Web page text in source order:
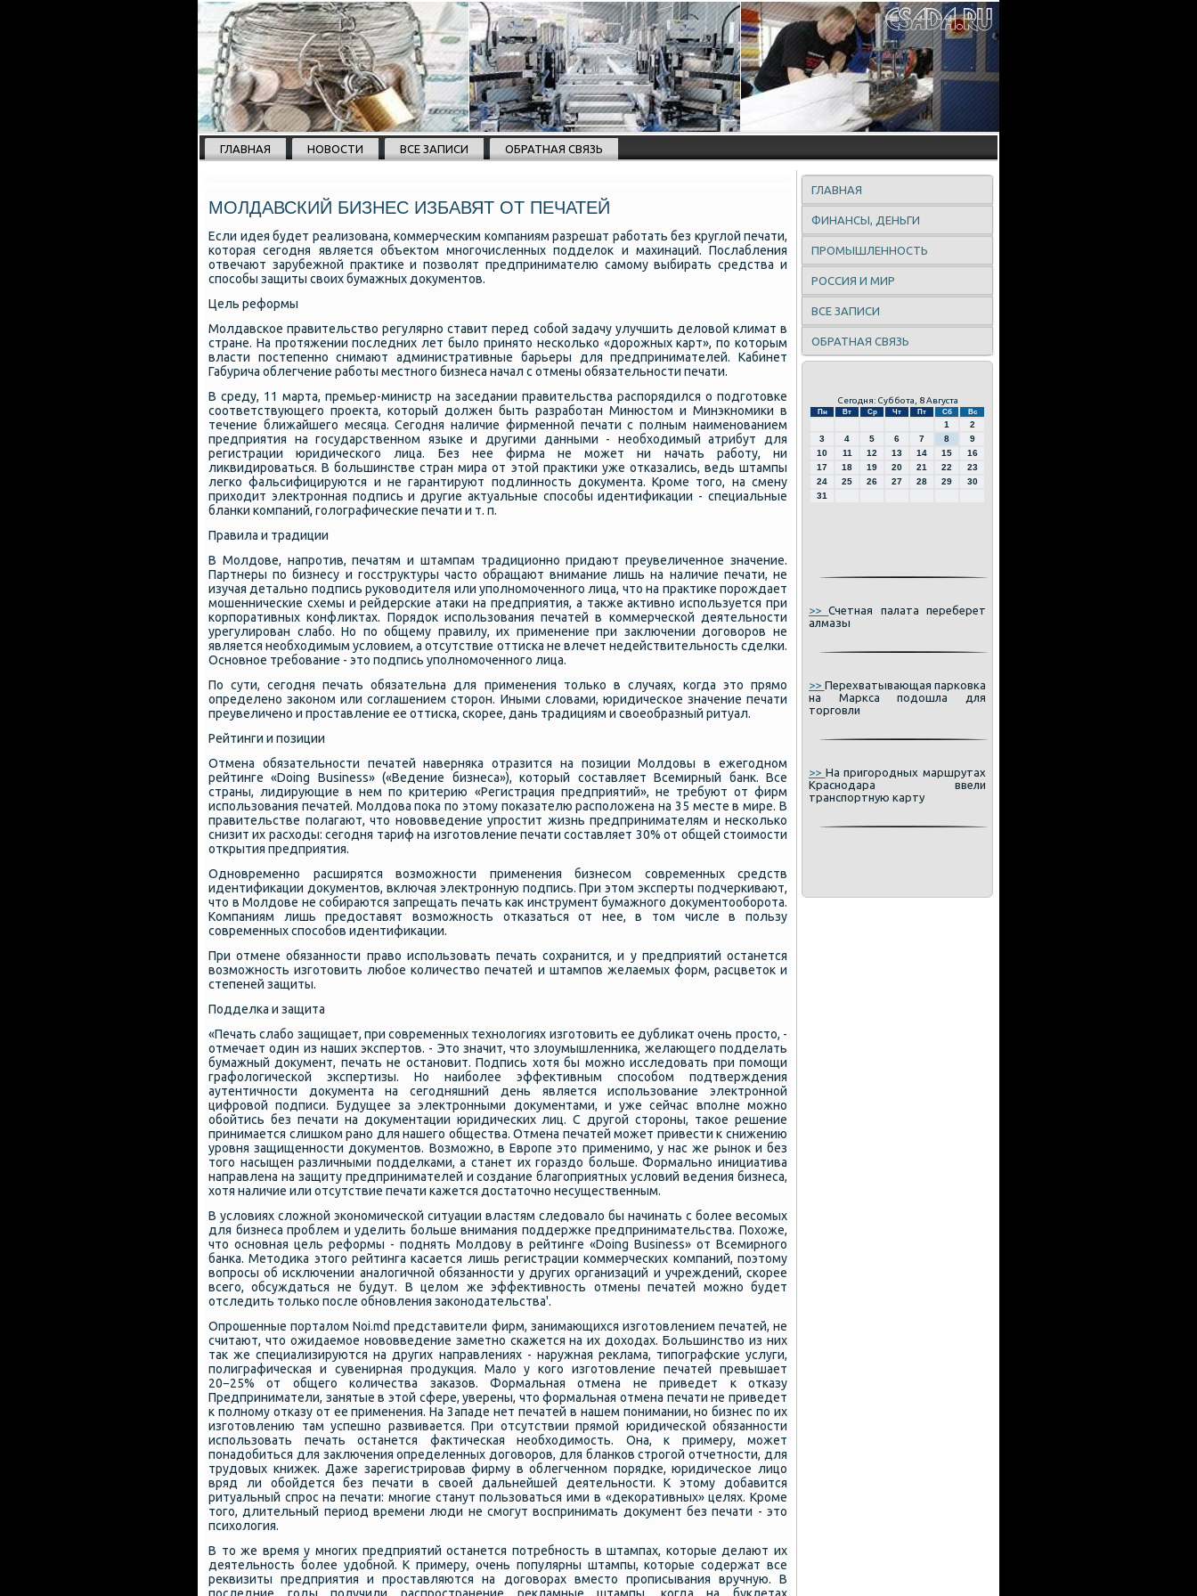
ГЛАВНАЯ НОВОСТИ ВСЕ ЗАПИСИ ОБРАТНАЯ СВЯЗЬ
МОЛДАВСКИЙ БИЗНЕС ИЗБАВЯТ ОТ ПЕЧАТЕЙ
Если идея будет реализована, коммерческим компаниям разрешат работать без круглой печати,
которая сегодня является объектом многочисленных подделок и махинаций. Послабления
отвечают зарубежной практике и позволят предпринимателю самому выбирать средства и
способы защиты своих бумажных документов.
Цель реформы
Молдавское правительство регулярно ставит перед собой задачу улучшить деловой климат в
стране. На протяжении последних лет было принято несколько «дорожных карт», по которым
власти постепенно снимают административные барьеры для предпринимателей. Кабинет
Габурича облегчение работы местного бизнеса начал с отмены обязательности печати.
В среду, 11 марта, премьер-министр на заседании правительства распорядился о подготовке
соответствующего проекта, который должен быть разработан Минюстом и Минэкномики в
течение ближайшего месяца. Сегодня наличие фирменной печати с полным наименованием
предприятия на государственном языке и другими данными - необходимый атрибут для
регистрации юридического лица. Без нее фирма не может ни начать работу, ни
ликвидироваться. В большинстве стран мира от этой практики уже отказались, ведь штампы
легко фальсифицируются и не гарантируют подлинность документа. Кроме того, на смену
приходит электронная подпись и другие актуальные способы идентификации - специальные
бланки компаний, голографические печати и т. п.
Правила и традиции
В Молдове, напротив, печатям и штампам традиционно придают преувеличенное значение.
Партнеры по бизнесу и госструктуры часто обращают внимание лишь на наличие печати, не
изучая детально подпись руководителя или уполномоченного лица, что на практике порождает
мошеннические схемы и рейдерские атаки на предприятия, а также активно используется при
корпоративных конфликтах. Порядок использования печатей в коммерческой деятельности
урегулирован слабо. Но по общему правилу, их применение при заключении договоров не
является необходимым условием, а отсутствие оттиска не влечет недействительность сделки.
Основное требование - это подпись уполномоченного лица.
По сути, сегодня печать обязательна для применения только в случаях, когда это прямо
определено законом или соглашением сторон. Иными словами, юридическое значение печати
преувеличено и проставление ее оттиска, скорее, дань традициям и своеобразный ритуал.
Рейтинги и позиции
Отмена обязательности печатей наверняка отразится на позиции Молдовы в ежегодном
рейтинге «Doing Business» («Ведение бизнеса»), который составляет Всемирный банк. Все
страны, лидирующие в нем по критерию «Регистрация предприятий», не требуют от фирм
использования печатей. Молдова пока по этому показателю расположена на 35 месте в мире. В
правительстве полагают, что нововведение упростит жизнь предпринимателям и несколько
снизит их расходы: сегодня тариф на изготовление печати составляет 30% от общей стоимости
открытия предприятия.
Одновременно расширятся возможности применения бизнесом современных средств
идентификации документов, включая электронную подпись. При этом эксперты подчеркивают,
что в Молдове не собираются запрещать печать как инструмент бумажного документооборота.
Компаниям лишь предоставят возможность отказаться от нее, в том числе в пользу
современных способов идентификации.
При отмене обязанности право использовать печать сохранится, и у предприятий останется
возможность изготовить любое количество печатей и штампов желаемых форм, расцветок и
степеней защиты.
Подделка и защита
«Печать слабо защищает, при современных технологиях изготовить ее дубликат очень просто, -
отмечает один из наших экспертов. - Это значит, что злоумышленника, желающего подделать
бумажный документ, печать не остановит. Подпись хотя бы можно исследовать при помощи
графологической экспертизы. Но наиболее эффективным способом подтверждения
аутентичности документа на сегодняшний день является использование электронной
цифровой подписи. Будущее за электронными документами, и уже сейчас вполне можно
обойтись без печати на документации юридических лиц. С другой стороны, такое решение
принимается слишком рано для нашего общества. Отмена печатей может привести к снижению
уровня защищенности документов. Возможно, в Европе это применимо, у нас же рынок и без
того насыщен различными подделками, а станет их гораздо больше. Формально инициатива
направлена на защиту предпринимателей и создание благоприятных условий ведения бизнеса,
хотя наличие или отсутствие печати кажется достаточно несущественным.
В условиях сложной экономической ситуации властям следовало бы начинать с более весомых
для бизнеса проблем и уделить больше внимания поддержке предпринимательства. Похоже,
что основная цель реформы - поднять Молдову в рейтинге «Doing Business» от Всемирного
банка. Методика этого рейтинга касается лишь регистрации коммерческих компаний, поэтому
вопросы об исключении аналогичной обязанности у других организаций и учреждений, скорее
всего, обсуждаться не будут. В целом же эффективность отмены печатей можно будет
отследить только после обновления законодательства'.
Опрошенные порталом Noi.md представители фирм, занимающихся изготовлением печатей, не
считают, что ожидаемое нововведение заметно скажется на их доходах. Большинство из них
так же специализируются на других направлениях - наружная реклама, типографские услуги,
полиграфическая и сувенирная продукция. Мало у кого изготовление печатей превышает
20−25% от общего количества заказов. Формальная отмена не приведет к отказу
Предприниматели, занятые в этой сфере, уверены, что формальная отмена печати не приведет
к полному отказу от ее применения. На 3ападе нет печатей в нашем понимании, но бизнес по их
изготовлению там успешно развивается. При отсутствии прямой юридической обязанности
использовать печать останется фактическая необходимость. Она, к примеру, может
понадобиться для заключения определенных договоров, для бланков строгой отчетности, для
трудовых книжек. Даже зарегистрировав фирму в облегченном порядке, юридическое лицо
вряд ли обойдется без печати в своей дальнейшей деятельности. К этому добавится
ритуальный спрос на печати: многие станут пользоваться ими в «декоративных» целях. Кроме
того, длительный период времени люди не смогут воспринимать документ без печати - это
психология.
В то же время у многих предприятий останется потребность в штампах, которые делают их
деятельность более удобной. К примеру, очень популярны штампы, которые содержат все
реквизиты предприятия и проставляются на договорах вместо прописывания вручную. В
ГЛАВНАЯ
ФИНАНСЫ, ДЕНЬГИ
ПРОМЫШЛЕННОСТЬ
РОССИЯ И МИР
ВСЕ ЗАПИСИ
ОБРАТНАЯ СВЯЗЬ
Сегодня: Суббота, 8 Августа
Пн Вт Ср Чт Пт Сб Вс
1
2
3
4 5 6 7 8
9
10
11 12 13 14 15
16
17
18 19 20 21 22
23
24
25 26 27 28 29
30
31
>>Счетная палата переберет
алмазы
>> Перехватывающая парковка
на Маркса подошла для
торговли
>> На пригородных маршрутах
Краснодара ввели
транспортную карту